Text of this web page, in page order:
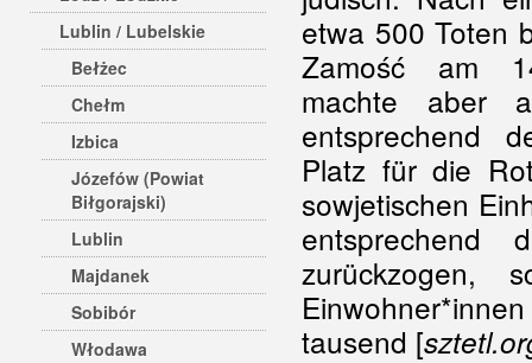
Lublin / Lubelskie
Bełżec
Chełm
Izbica
Józefów (Powiat
Biłgorajski)
Lublin
Majdanek
Sobibór
Włodawa
etwa 500 Toten
Zamość am
machte aber
entsprechend
Platz für die
sowjetischen
entsprechend
zurückzogen,
tausend [